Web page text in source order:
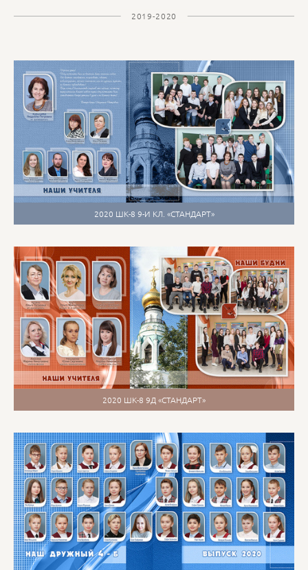
2019-2020
2020 ШК-8 9-И КЛ. «СТАНДАРТ»
2020 ШК-8 9Д «СТАНДАРТ»